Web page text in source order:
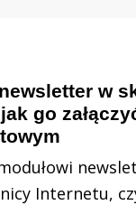
w
jak go
Internetu,